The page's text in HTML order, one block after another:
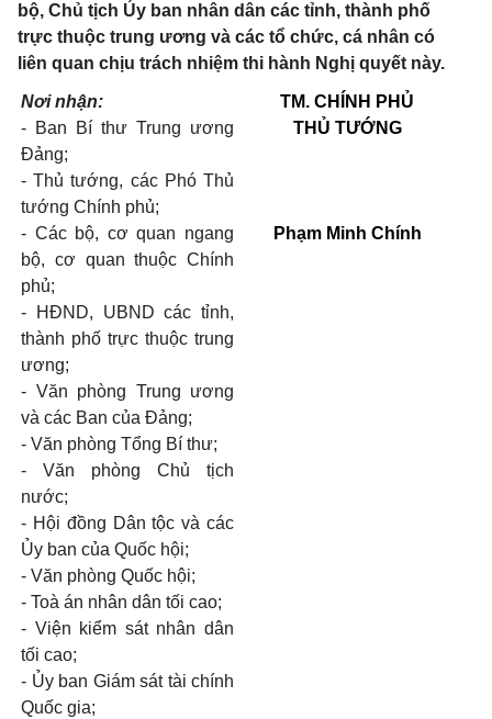
bộ, Chủ tịch Ủy ban nhân dân các tỉnh, thành phố
trực thuộc trung ương và các tổ chức, cá nhân có
liên quan chịu trách nhiệm thi hành Nghị quyết này.
Nơi nhận:
- Ban Bí thư Trung ương
Đảng;
- Thủ tướng, các Phó Thủ
tướng Chính phủ;
- Các bộ, cơ quan ngang
bộ, cơ quan thuộc Chính
phủ;
- HĐND, UBND các tỉnh,
thành phố trực thuộc trung
ương;
- Văn phòng Trung ương
và các Ban của Đảng;
- Văn phòng Tổng Bí thư;
- Văn phòng Chủ tịch
nước;
- Hội đồng Dân tộc và các
Ủy ban của Quốc hội;
- Văn phòng Quốc hội;
- Toà án nhân dân tối cao;
- Viện kiểm sát nhân dân
tối cao;
- Ủy ban Giám sát tài chính
Quốc gia;
TM. CHÍNH PHỦ
THỦ TƯỚNG
Phạm Minh Chính